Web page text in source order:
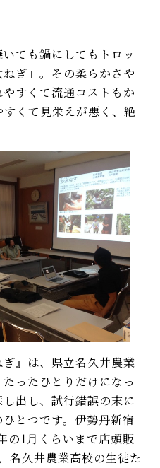
ても鍋にしてもトロッ
ぎ」。その柔らかさや
すくて流通コストもか
くて見栄えが悪く、絶
ぎ』は、県立名久井農業
ったひとりだけになっ
出し、試行錯誤の末に
とつです。伊勢丹新宿
の1月くらいまで店頭販
名久井農業高校の生徒た